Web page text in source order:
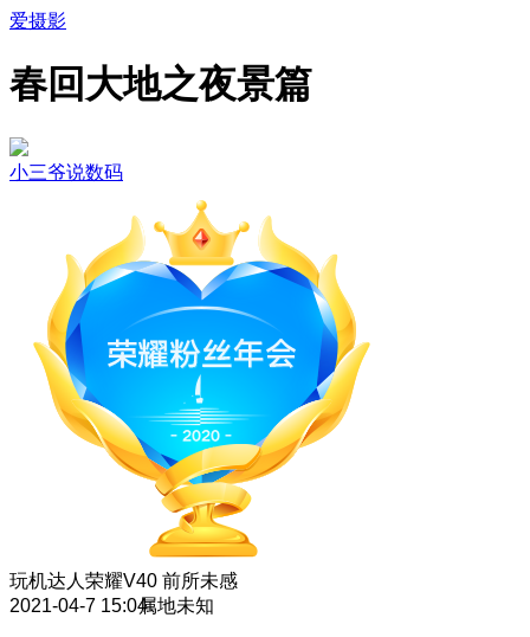
爱摄影
春回大地之夜景篇
小三爷说数码
玩机达人 荣耀V40 前所未感
2021-04-7 15:04属地未知